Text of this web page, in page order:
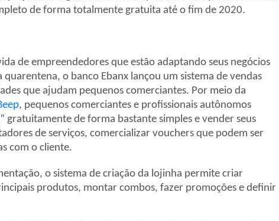
de forma totalmente gratuita até o fim de 2020.
de empreendedores que estão adaptando seus negócios
o banco Ebanx lançou um sistema de vendas
que ajudam pequenos comerciantes. Por meio da
, pequenos comerciantes e profissionais autônomos
gratuitamente de forma bastante simples e vender seus
de serviços, comercializar vouchers que podem ser
com o cliente.
o sistema de criação da lojinha permite criar
produtos, montar combos, fazer promoções e definir